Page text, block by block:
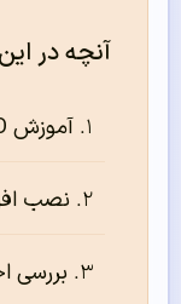
آنچه در
آموزش Yoast SEO
نصب
بررسی